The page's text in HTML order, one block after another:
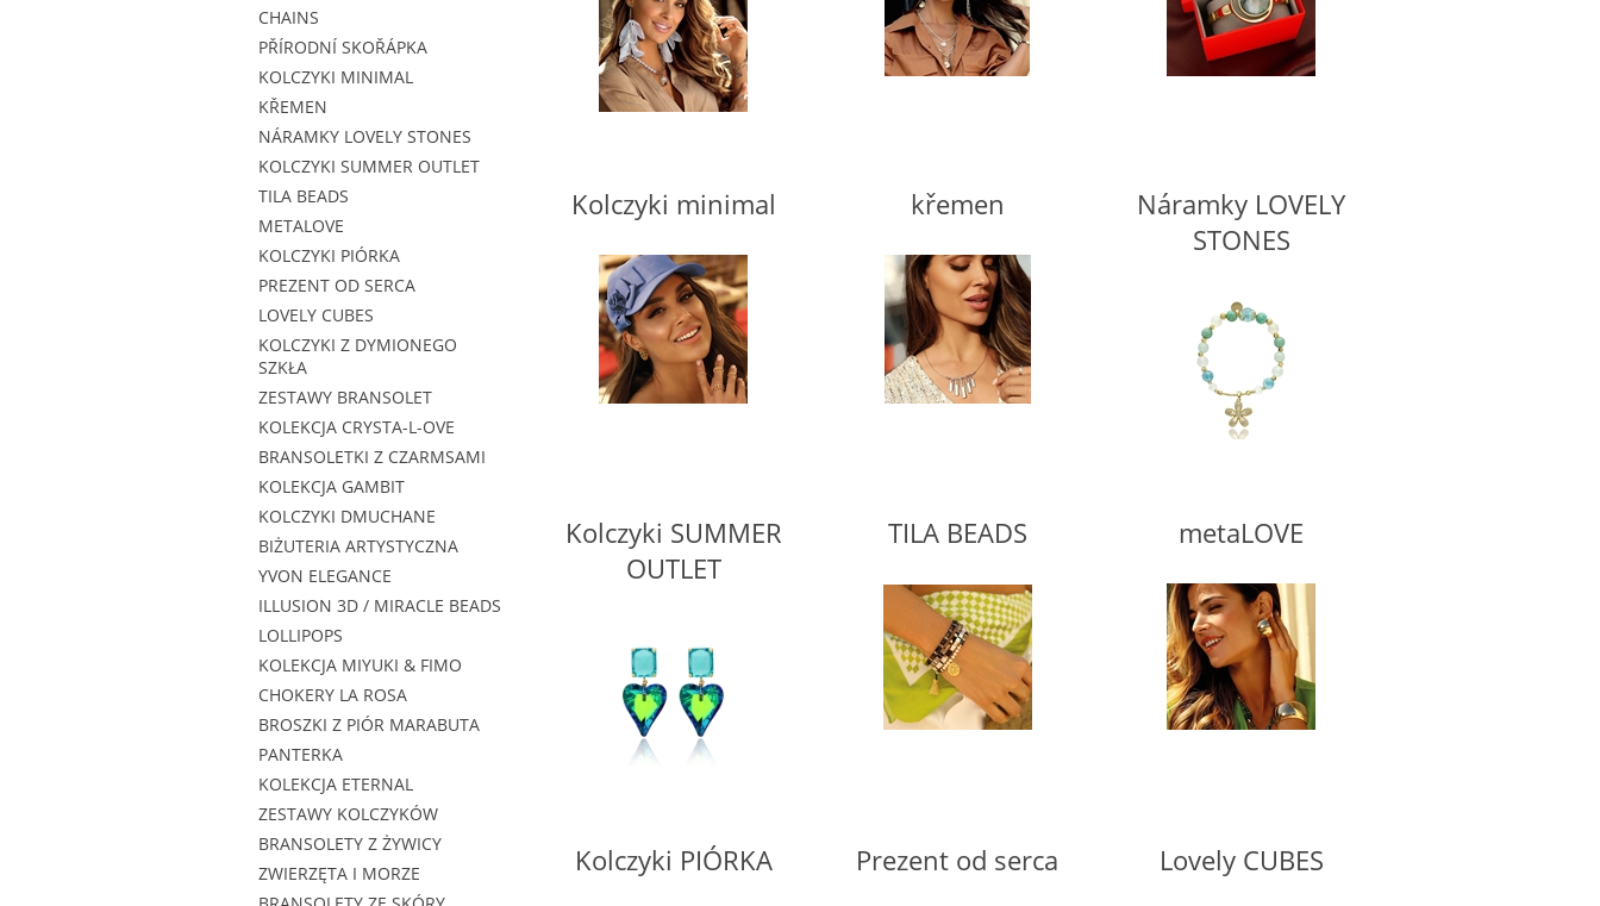
CHAINS
PŘÍRODNÍ SKOŘÁPKA
KOLCZYKI MINIMAL
KŘEMEN
NÁRAMKY LOVELY STONES
KOLCZYKI SUMMER OUTLET
TILA BEADS
METALOVE
KOLCZYKI PIÓRKA
PREZENT OD SERCA
LOVELY CUBES
KOLCZYKI Z DYMIONEGO
SZKŁA
ZESTAWY BRANSOLET
KOLEKCJA CRYSTA-L-OVE
BRANSOLETKI Z CZARMSAMI
KOLEKCJA GAMBIT
KOLCZYKI DMUCHANE
BIŻUTERIA ARTYSTYCZNA
YVON ELEGANCE
ILLUSION 3D / MIRACLE BEADS
LOLLIPOPS
KOLEKCJA MIYUKI & FIMO
CHOKERY LA ROSA
BROSZKI Z PIÓR MARABUTA
PANTERKA
KOLEKCJA ETERNAL
ZESTAWY KOLCZYKÓW
BRANSOLETY Z ŻYWICY
ZWIERZĘTA I MORZE
Kolczyki minimal křemen
Náramky LOVELY
STONES
Kolczyki SUMMER
OUTLET
TILA BEADS metaLOVE
Kolczyki PIÓRKA Prezent od serca Lovely CUBES